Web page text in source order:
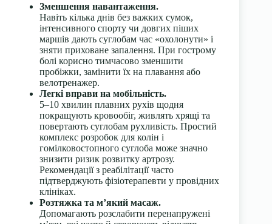
Зменшення навантаження.
Навіть кілька днів без важких сумок,
інтенсивного спорту чи довгих піших
маршів дають суглобам час «охолонути» і
зняти приховане запалення. При гострому
болі корисно тимчасово зменшити
пробіжки, замінити їх на плавання або
велотренажер.
Легкі вправи на мобільність.
5–10 хвилин плавних рухів щодня
покращують кровообіг, живлять хрящі та
повертають суглобам рухливість. Простий
комплекс розробок для колін і
гомілковостопного суглоба може значно
знизити ризик розвитку артрозу.
Рекомендації з реабілітації часто
підтверджують фізіотерапевти у провідних
клініках.
Розтяжка та м’який масаж.
Допомагають розслабити перенапружені